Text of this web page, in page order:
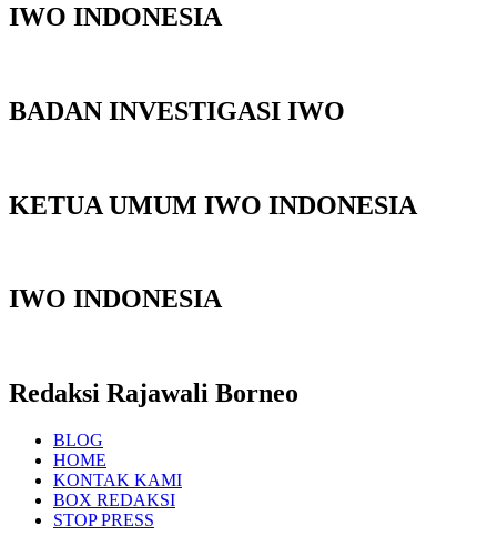
IWO INDONESIA
BADAN INVESTIGASI IWO
KETUA UMUM IWO INDONESIA
IWO INDONESIA
Redaksi Rajawali Borneo
BLOG
HOME
KONTAK KAMI
BOX REDAKSI
STOP PRESS